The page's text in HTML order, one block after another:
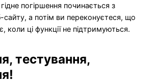
погіршення починається з
сайту, а потім ви переконуєтеся, що
коли ці функції не підтримуються.
тестування,